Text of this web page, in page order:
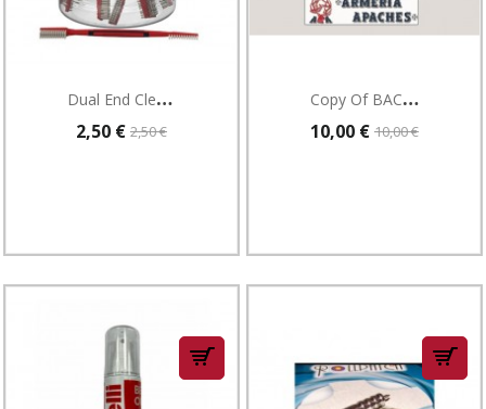
D
Ual End Cleaning Brushes
2,50 € 2,50 €
C
Opy Of BACCHETTA PULIZIA CANNA FUCILE RICOPERTO UNICO PEZZO
10,00 € 10,00 €